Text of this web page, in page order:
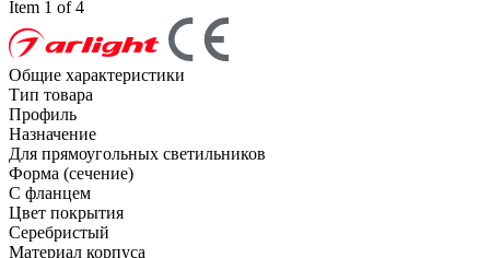
Item 1 of 4
Общие характеристики
Тип товара
Профиль
Назначение
Для прямоугольных светильников
Форма (сечение)
С фланцем
Цвет покрытия
Серебристый
Материал корпуса